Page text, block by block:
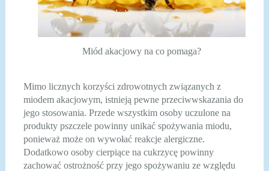
Miód akacjowy na co pomaga?
Mimo licznych korzyści zdrowotnych związanych z
miodem akacjowym, istnieją pewne przeciwwskazania do
jego stosowania. Przede wszystkim osoby uczulone na
produkty pszczele powinny unikać spożywania miodu,
ponieważ może on wywołać reakcje alergiczne.
Dodatkowo osoby cierpiące na cukrzycę powinny
zachować ostrożność przy jego spożywaniu ze względu